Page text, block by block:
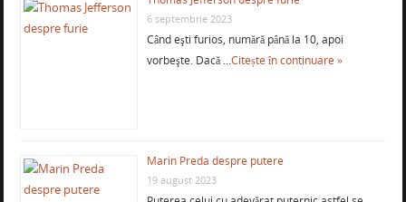
6 septembrie 2023
Când eşti furios, numără până la 10, apoi
vorbeşte. Dacă …Citește în continuare »
Marin Preda despre putere
19 august 2023